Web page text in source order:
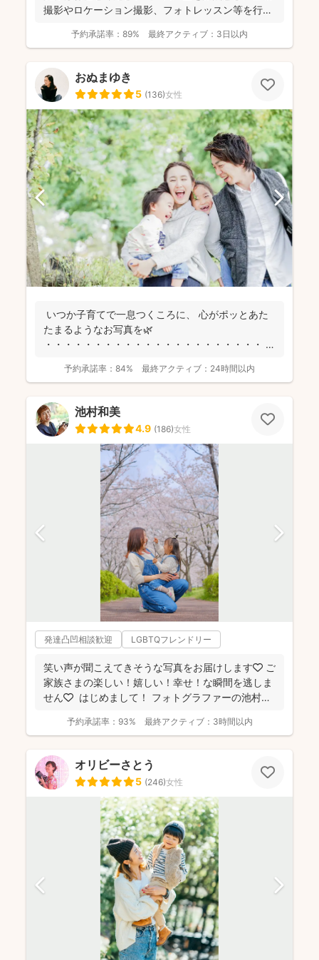
撮影やロケーション撮影、フォトレッスン等を行っ
予約承諾率： 89% 最終アクティブ： 3日以内
おぬまゆき
5 (136)女性
いつか子育てで一息つくころに、 心がポッとあた
たまるようなお写真を🌿
・・・・・・・・・・・・・・・・・・・・・・ こ
予約承諾率： 84% 最終アクティブ： 24時間以内
池村和美
4.9 (186)女性
発達凸凹相談歓迎 LGBTQフレンドリー
笑い声が聞こえてきそうな写真をお届けします🧡 ご
家族さまの楽しい！嬉しい！幸せ！な瞬間を逃しま
せん🧡 ⁡ はじめまして！ フォトグラファーの池村
予約承諾率： 93% 最終アクティブ： 3時間以内
オリビーさとう
5 (246)女性